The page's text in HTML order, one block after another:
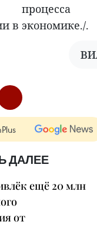
процесса
в экономике./.
ДАЛЕЕ
ещё 20 млн
от